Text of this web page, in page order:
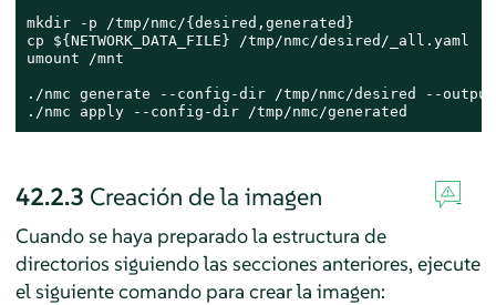
mkdir -p /tmp/nmc/{desired,generated}
cp ${NETWORK_DATA_FILE} /tmp/nmc/desired/_all.yaml
umount /mnt
./nmc generate --config-dir /tmp/nmc/desired --
./nmc apply --config-dir /tmp/nmc/generated
42.2.3 Creación de la imagen
Cuando se haya preparado la estructura de
directorios siguiendo las secciones anteriores, ejecute
el siguiente comando para crear la imagen: